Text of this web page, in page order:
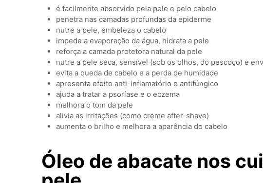
é facilmente absorvido pela pele e pelo cabelo
penetra nas camadas profundas da epiderme
nutre a pele, embeleza o cabelo
impede a evaporação da água, hidrata a pele
reforça a camada protetora natural da pele
nutre a pele seca, sensível (sob os olhos, do pescoço) e
evita a queda de cabelo e a perda de humidade
apresenta efeito anti-inflamatório e antifúngico
ajuda a tratar a psoríase e o eczema
melhora o tom da pele
alivia as irritações (como creme after-shave)
aumenta o brilho e melhora a aparência do cabelo
Óleo de abacate nos